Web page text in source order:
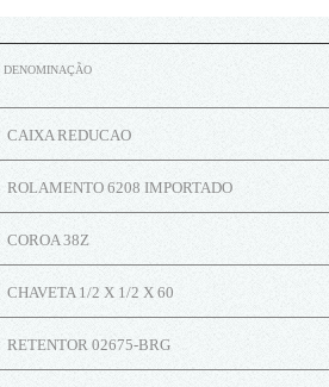
DENOMINAÇÃO
CAIXA REDUCAO
ROLAMENTO 6208 IMPORTADO
COROA 38Z
CHAVETA 1/2 X 1/2 X 60
RETENTOR 02675-BRG